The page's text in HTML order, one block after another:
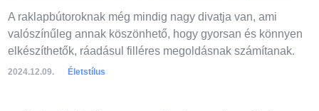
A raklapbútoroknak még mindig nagy divatja van, ami
valószínűleg annak köszönhető, hogy gyorsan és könnyen
elkészíthetők, ráadásul filléres megoldásnak számítanak.
2024.12.09. Életstílus